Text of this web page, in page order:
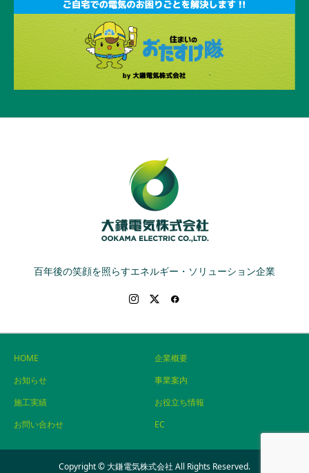
百年後の笑顔を照らすエネルギー・ソリューション企業
HOME
企業概要
お知らせ
事業案内
施工実績
お役立ち情報
お問い合わせ
EC
Copyright © 大鎌電気株式会社 All Rights Reserved.